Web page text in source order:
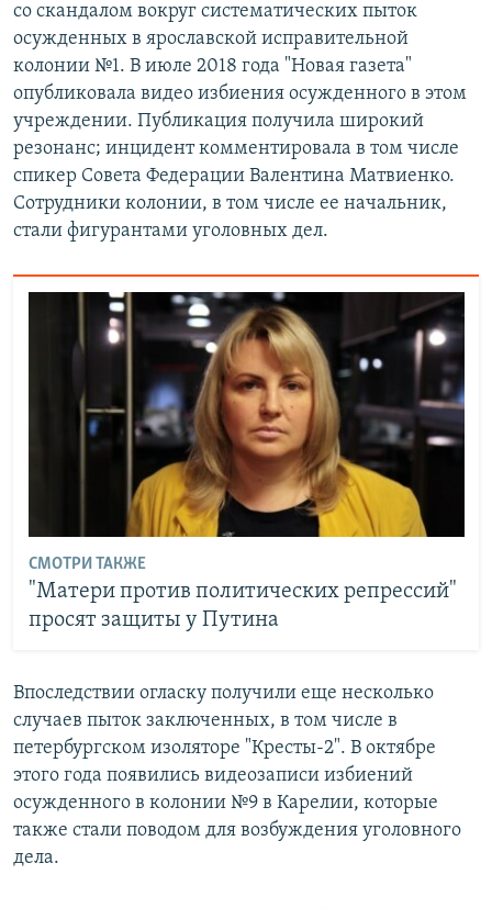
со скандалом вокруг систематических пыток
осужденных в ярославской исправительной
колонии №1. В июле 2018 года "Новая газета"
опубликовала видео избиения осужденного в этом
учреждении. Публикация получила широкий
резонанс; инцидент комментировала в том числе
спикер Совета Федерации Валентина Матвиенко.
Сотрудники колонии, в том числе ее начальник,
стали фигурантами уголовных дел.
СМОТРИ ТАКЖЕ
"Матери против политических репрессий"
просят защиты у Путина
Впоследствии огласку получили еще несколько
случаев пыток заключенных, в том числе в
петербургском изоляторе "Кресты-2". В октябре
этого года появились видеозаписи избиений
осужденного в колонии №9 в Карелии, которые
также стали поводом для возбуждения уголовного
дела.